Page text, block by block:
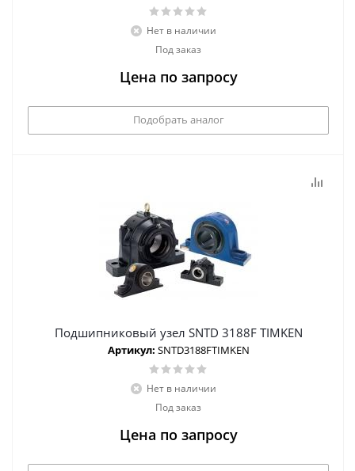
Нет в наличии
Под заказ
Цена по запросу
Подобрать аналог
Подшипниковый узел SNTD 3188F TIMKEN
Артикул: SNTD3188FTIMKEN
Нет в наличии
Под заказ
Цена по запросу